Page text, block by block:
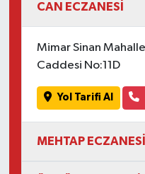
CAN ECZANESİ
Mimar Sinan
Caddesi No:11D
Yol Tarifi Al
MEHTAP ECZANESİ